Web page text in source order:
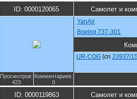
ID: 0000120065 Самолет и
YanAir
Boeing 737-301
UR-COG (cn 23937/
Просмотров:
423
Комментариев:
0
ID: 0000119863 Самолет и